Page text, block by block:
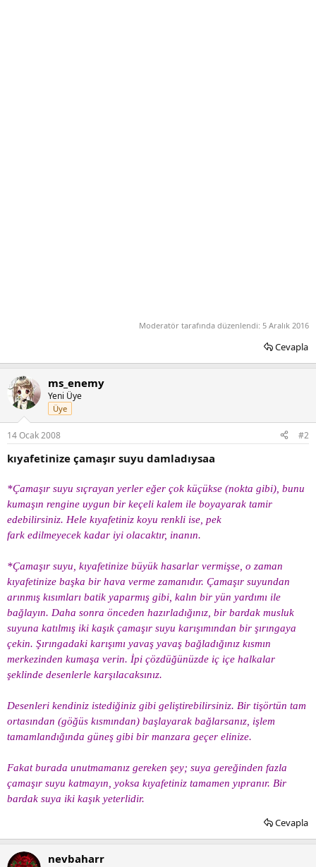
Moderatör tarafında düzenlendi: 5 Aralık 2016
Cevapla
ms_enemy
Yeni Üye
Üye
14 Ocak 2008 #2
kıyafetinize çamaşır suyu damladıysaa
*Çamaşır suyu sıçrayan yerler eğer çok küçükse (nokta gibi), bunu
kumaşın rengine uygun bir keçeli kalem ile boyayarak tamir
edebilirsiniz. Hele kıyafetiniz koyu renkli ise, pek
fark edilmeyecek kadar iyi olacaktır, inanın.
*Çamaşır suyu, kıyafetinize büyük hasarlar vermişse, o zaman
kıyafetinize başka bir hava verme zamanıdır. Çamaşır suyundan
arınmış kısımları batik yaparmış gibi, kalın bir yün yardımı ile
bağlayın. Daha sonra önceden hazırladığınız, bir bardak musluk
suyuna katılmış iki kaşık çamaşır suyu karışımından bir şırıngaya
çekin. Şırıngadaki karışımı yavaş yavaş bağladığınız kısmın
merkezinden kumaşa verin. İpi çözdüğünüzde iç içe halkalar
şeklinde desenlerle karşılacaksınız.
Desenleri kendiniz istediğiniz gibi geliştirebilirsiniz. Bir tişörtün tam
ortasından (göğüs kısmından) başlayarak bağlarsanız, işlem
tamamlandığında güneş gibi bir manzara geçer elinize.
Fakat burada unutmamanız gereken şey; suya gereğinden fazla
çamaşır suyu katmayın, yoksa kıyafetiniz tamamen yıpranır. Bir
bardak suya iki kaşık yeterlidir.
Cevapla
nevbaharr